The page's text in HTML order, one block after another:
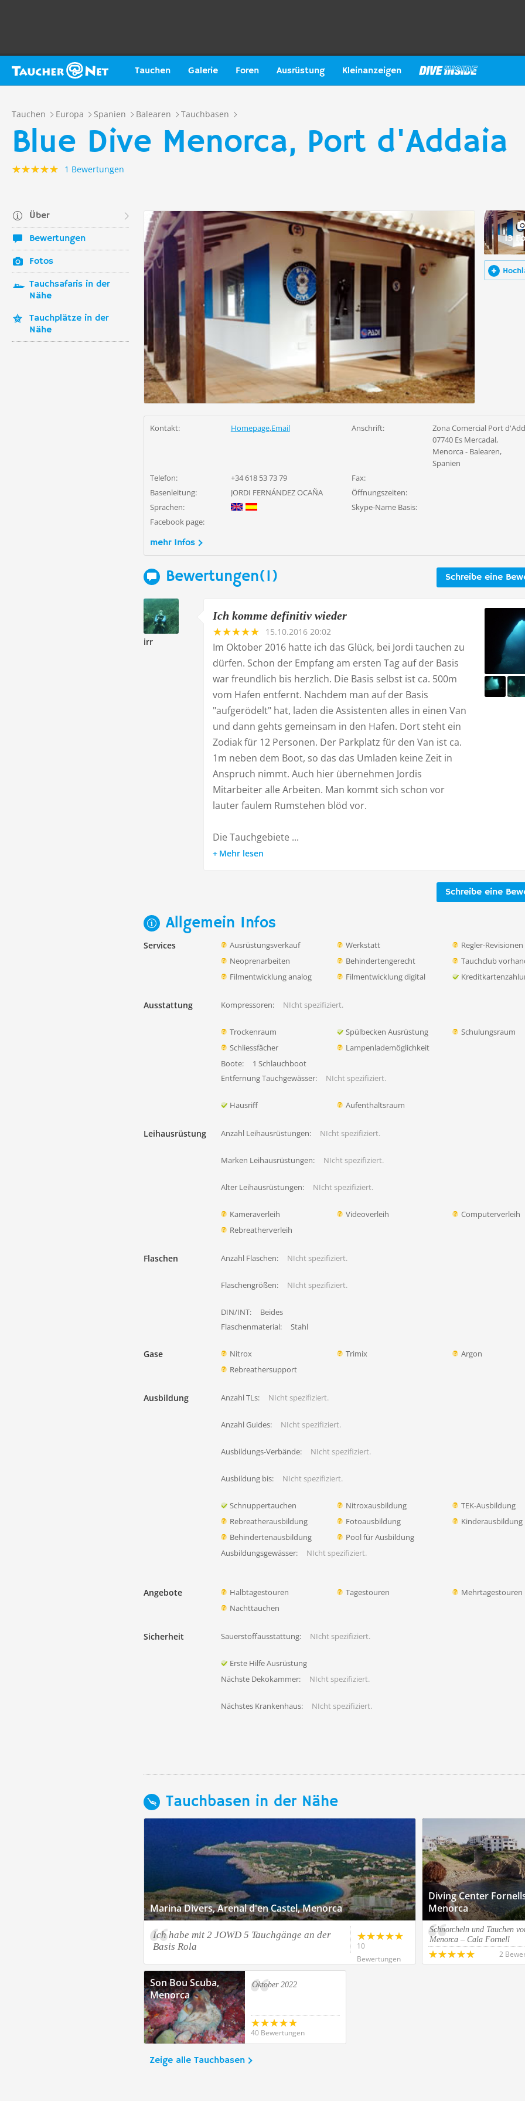
Tauchen Galerie Foren Ausrüstung Kleinanzeigen
Tauchen Europa Spanien Balearen Tauchbasen
Blue Dive Menorca, Port d'Addaia
1 Bewertungen
Über
Bewertungen
Fotos
Tauchsafaris in der
Nähe
Tauchplätze in der
Nähe
13
Kontakt: Homepage,Email Anschrift:
Zona Comercial Port
07740 Es Mercadal,
Menorca - Balearen,
Spanien
Telefon:
+34 618 53 73 79
Fax:
Basenleitung:
JORDI FERNÁNDEZ OCAÑA
Öffnungszeiten:
Sprachen:
Skype-Name Basis:
Facebook page:
mehr Infos
Schreibe eine
Bewertungen(1)
irr
Ich komme definitiv wieder
15.10.2016 20:02
Im Oktober 2016 hatte ich das Glück, bei Jordi tauchen zu
dürfen. Schon der Empfang am ersten Tag auf der Basis
war freundlich bis herzlich. Die Basis selbst ist ca. 500m
vom Hafen entfernt. Nachdem man auf der Basis
"aufgerödelt" hat, laden die Assistenten alles in einen Van
und dann gehts gemeinsam in den Hafen. Dort steht ein
Zodiak für 12 Personen. Der Parkplatz für den Van ist ca.
1m neben dem Boot, so das das Umladen keine Zeit in
Anspruch nimmt. Auch hier übernehmen Jordis
Mitarbeiter alle Arbeiten. Man kommt sich schon vor
lauter faulem Rumstehen blöd vor.
Die Tauchgebiete ...
Mehr lesen
Schreibe eine
Allgemein Infos
Services Ausrüstungsverkauf Werkstatt
Regler-Revisionen
Neoprenarbeiten
Behindertengerecht
Tauchclub
Filmentwicklung analog
Filmentwicklung digital
Ausstattung Kompressoren: NIcht spezifiziert.
Trockenraum Spülbecken Ausrüstung
Schulungsraum
Schliessfächer
Lampenlademöglichkeit
Boote:
1 Schlauchboot
Entfernung Tauchgewässer:
NIcht spezifiziert.
Hausriff Aufenthaltsraum
Leihausrüstung Anzahl Leihausrüstungen: NIcht spezifiziert.
Marken Leihausrüstungen: NIcht spezifiziert.
Alter Leihausrüstungen: NIcht spezifiziert.
Kameraverleih Videoverleih
Computerverleih
Rebreatherverleih
Flaschen Anzahl Flaschen: NIcht spezifiziert.
Flaschengrößen: NIcht spezifiziert.
DIN/INT:
Beides
Flaschenmaterial:
Stahl
Gase Nitrox Trimix
Argon
Rebreathersupport
Ausbildung Anzahl TLs: NIcht spezifiziert.
Anzahl Guides: NIcht spezifiziert.
Ausbildungs-Verbände: NIcht spezifiziert.
Ausbildung bis: NIcht spezifiziert.
Schnuppertauchen Nitroxausbildung
TEK-Ausbildung
Rebreatherausbildung
Fotoausbildung
Kinderausbildung
Behindertenausbildung
Pool für Ausbildung
Ausbildungsgewässer:
NIcht spezifiziert.
Angebote Halbtagestouren Tagestouren
Mehrtagestouren
Nachttauchen
Sicherheit Sauerstoffausstattung: NIcht spezifiziert.
Erste Hilfe Ausrüstung
Nächste Dekokammer:
NIcht spezifiziert.
Nächstes Krankenhaus: NIcht spezifiziert.
Tauchbasen in der Nähe
Marina Divers, Arenal d'en Castel, Menorca
Ich habe mit 2 JOWD 5 Tauchgänge an der
Basis Rola
10
Bewertungen
Diving Center
Menorca
Schnorcheln und Tauchen
Menorca – Cala Fornell
2
Son Bou Scuba,
Menorca
Oktober 2022
40 Bewertungen
Zeige alle Tauchbasen